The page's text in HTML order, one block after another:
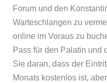
Forum und den
Warteschlangen zu
online im Voraus zu
Pass für den Palatin und
Sie daran, dass der
Monats kostenlos ist,